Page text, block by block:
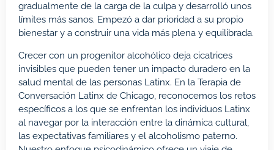
gradualmente de la carga de la culpa y desarrolló unos
límites más sanos. Empezó a dar prioridad a su propio
bienestar y a construir una vida más plena y equilibrada.
Crecer con un progenitor alcohólico deja cicatrices
invisibles que pueden tener un impacto duradero en la
salud mental de las personas Latinx. En la Terapia de
Conversación Latinx de Chicago, reconocemos los retos
específicos a los que se enfrentan los individuos Latinx
al navegar por la interacción entre la dinámica cultural,
las expectativas familiares y el alcoholismo paterno.